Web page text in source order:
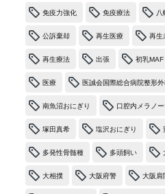
免疫力強化 免疫療法 八
公訴棄却 再生医療 再生
再生療法 出張 初乳MAF
医療 医誠会国際総合病院整形
南魚沼おにぎり 口腔内メラノー
塚田真希 塩沢おにぎり
多発性骨髄種 多頭飼い
大相撲 大阪府警 大阪肩